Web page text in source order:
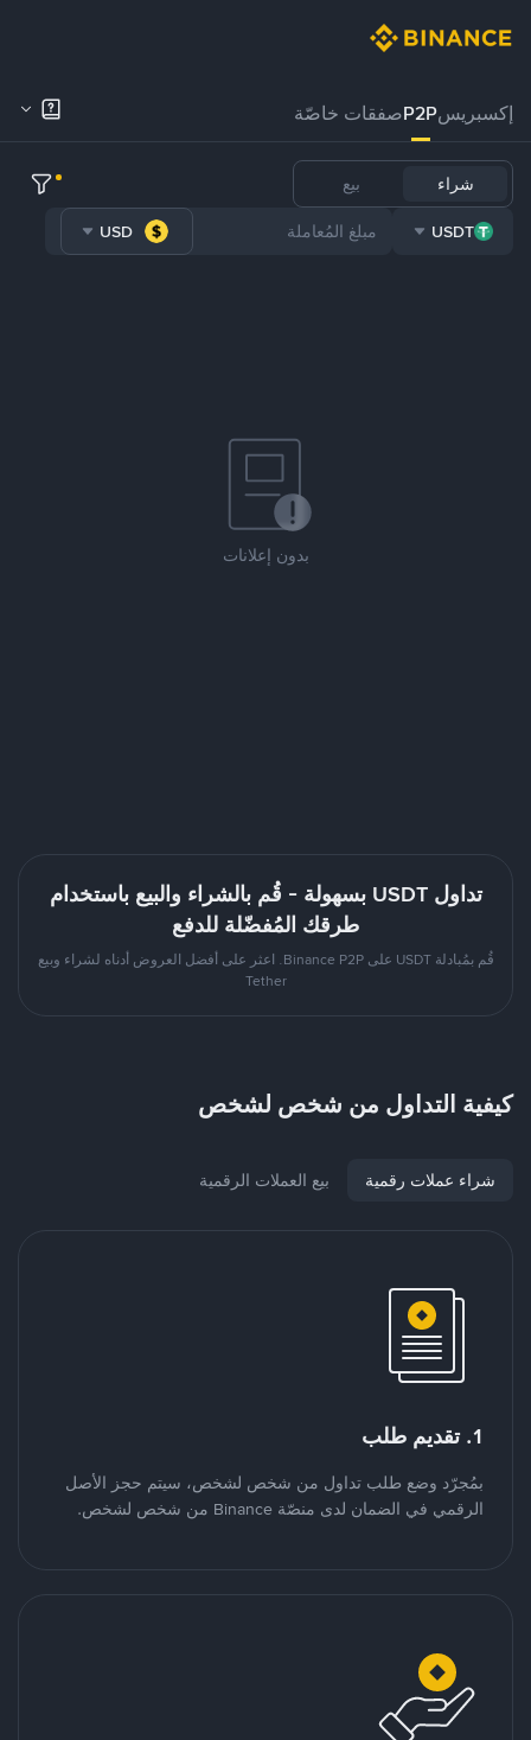
إكسبريسP2Pصفقات خاصّة
شراء بيع
USDT
USD
بدون إعلانات
تداول USDT بسهولة - قُم بالشراء والبيع باستخدام
طرقك المُفضّلة للدفع
قُم بمُبادلة USDT على Binance P2P. اعثر على أفضل العروض أدناه لشراء وبيع
Tether
كيفية التداول من شخص لشخص
شراء عملات رقمية بيع العملات الرقمية
1. تقديم طلب
بمُجرّد وضع طلب تداول من شخص لشخص، سيتم حجز الأصل
الرقمي في الضمان لدى منصّة Binance من شخص لشخص.